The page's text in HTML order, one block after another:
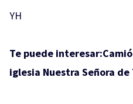
YH
Te puede interesar:
iglesia Nuestra Señora de